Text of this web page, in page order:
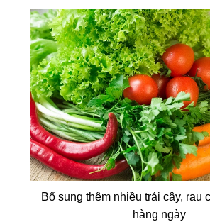
Bổ sung thêm nhiều trái cây, rau
hàng ngày